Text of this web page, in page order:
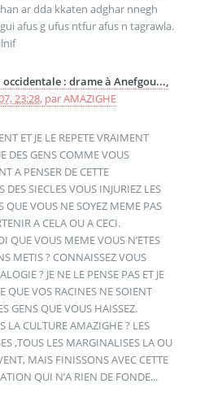
ar dda kkaten adghar nnegh
afus g ufus ntfur afus n tagrawla.
occidentale : drame à Anefgou...,
23:28, parAMAZIGHE
ET JE LE REPETE VRAIMENT
DES GENS COMME VOUS
A PENSER DE CETTE
DES SIECLES VOUS INJURIEZ LES
QUE VOUS NE SOYEZ MEME PAS
A CELA OU A CECI.
QUE VOUS MEME VOUS N’ETES
METIS ? CONNAISSEZ VOUS
? JE NE LE PENSE PAS ET JE
QUE VOS RACINES NE SOIENT
GENS QUE VOUS HAISSEZ.
LA CULTURE AMAZIGHE ? LES
,TOUS LES MARGINALISES LA OU
MAIS FINISSONS AVEC CETTE
QUI N’A RIEN DE FONDE...